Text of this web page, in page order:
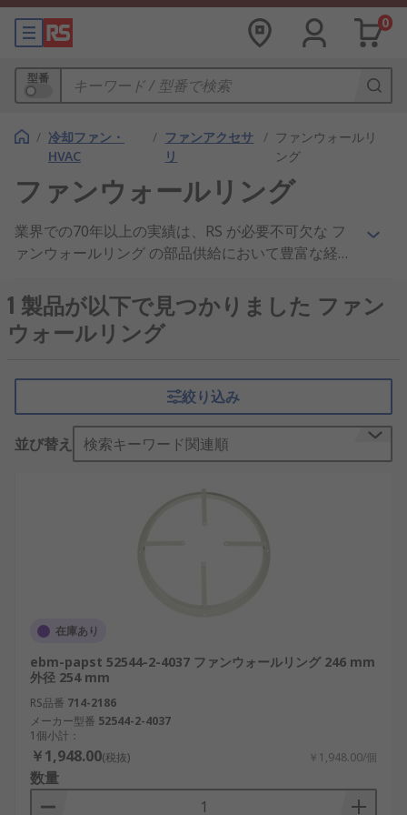
0
型番
/ 冷却ファン・
HVAC
/ ファンアクセサ
リ
/ ファンウォールリ
ング
ファンウォールリング
業界での70年以上の実績は、RS が必要不可欠な フ
ァンウォールリング の部品供給において豊富な経験
ポートするため、160以上の国のお客様に ファンウ
ォールリング および 冷却パーツ・ファン 製品を出
荷、 エアクオリティスイッチ または フィンガーガ
スはお客様から信頼を頂いております。 RSオンラ
インでは幅広いラインアップからファンウォールリ
ング製品がご購入いただけます。ファンウォールリ
ングの検索結果からさらに絞り込みを行い、アルフ
類。売れ筋商品からニッチなものまで、素早く、簡
単に見つかります。 RS は、多様なファンウォール
で出荷致します。ファンウォールリング 製品は最高
での購入前に100パーセント安心して頂けるように
しております3万円以上大量に購入される場合、お
客様の予算に合わせた価格を柔軟に設定させて頂き
ます
1 製品が以下で見つかりました ファン
ウォールリング
絞り込み
並び替え 検索キーワード関連順
在庫あり
ebm-papst 52544-2-4037 ファンウォールリング 246 mm
外径 254 mm
RS品番 714-2186
メーカー型番 52544-2-4037
1個小計：
￥1,948.00(税抜) ￥1,948.00/個
数量